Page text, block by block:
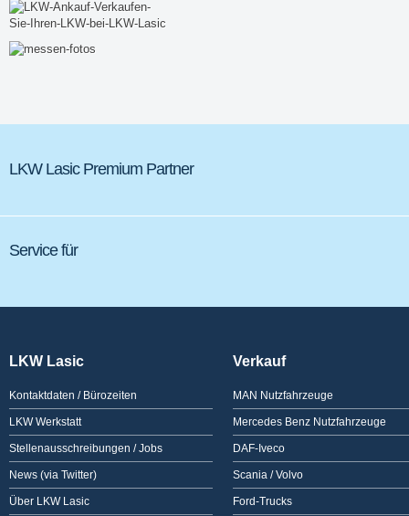
LKW Lasic Premium Partner
Service für
LKW Lasic
Kontaktdaten / Bürozeiten
LKW Werkstatt
Stellenausschreibungen / Jobs
News (via Twitter)
Über LKW Lasic
Verkauf
MAN Nutzfahrzeuge
Mercedes Benz Nutzfahrzeuge
DAF-Iveco
Scania / Volvo
Ford-Trucks